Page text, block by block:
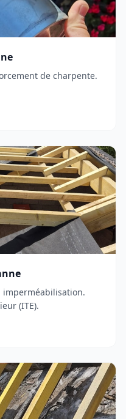
de charpente.
imperméabilisation.
(ITE).